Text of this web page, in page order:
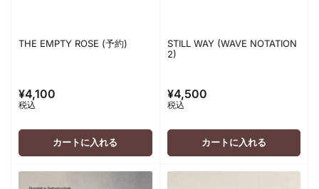
THE EMPTY ROSE (予約)
通
常
価
¥4,100
税込
カートに入れる
STILL WAY (WAVE NOTATION
2)
通
常
価
¥4,500
税込
カートに入れる